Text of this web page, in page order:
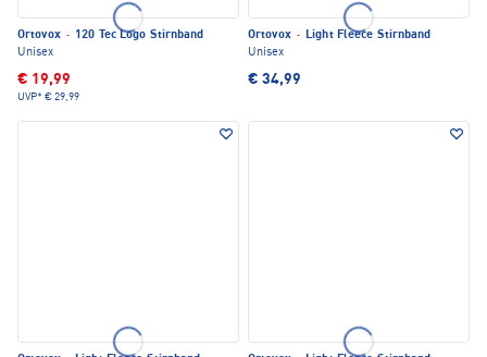
Ortovox · 120 Tec Logo Stirnband
Unisex
€ 19,99
UVP* € 29,99
Ortovox · Light Fleece Stirnband
Unisex
€ 34,99